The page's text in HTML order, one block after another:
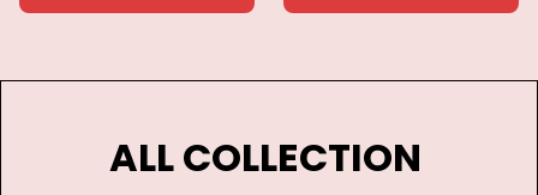
ALL COLLECTION